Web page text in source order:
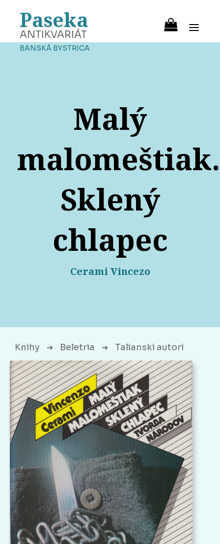
Paseka
ANTIKVARIÁT
BANSKÁ BYSTRICA
Malý
malomeštiak.
Sklený
chlapec
Cerami Vincezo
Knihy ➔ Beletria ➔ Talianski autori